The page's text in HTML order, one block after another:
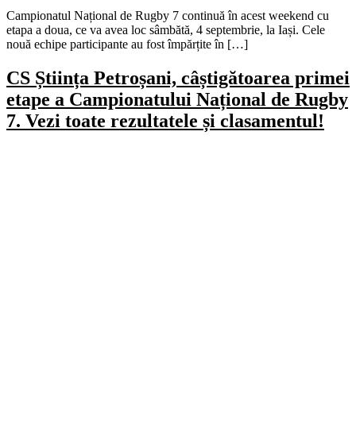
Campionatul Național de Rugby 7 continuă în acest weekend cu
etapa a doua, ce va avea loc sâmbătă, 4 septembrie, la Iași. Cele
nouă echipe participante au fost împărțite în […]
CS Știința Petroșani, câștigătoarea primei
etape a Campionatului Național de Rugby
7. Vezi toate rezultatele și clasamentul!